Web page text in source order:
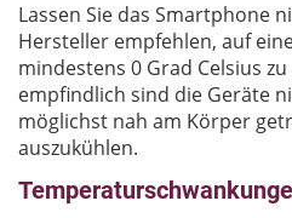
Lassen Sie das Smartphone
Hersteller empfehlen, auf
mindestens 0 Grad Celsius
empfindlich sind die Geräte
möglichst nah am Körper
auszukühlen.